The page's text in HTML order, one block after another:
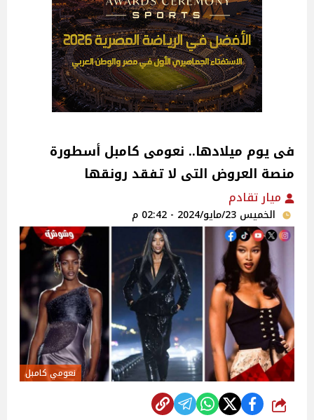
فى يوم ميلادها.. نعومى كامبل أسطورة
منصة العروض التى لا تفقد رونقها
ميار تقادم
الخميس 23/مايو/2024 - 02:42 م
نعومي كامبل
شارك